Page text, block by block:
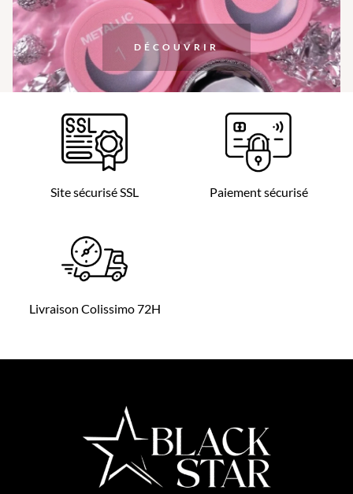
DÉCOUVRIR
Site sécurisé SSL Paiement sécurisé
Livraison Colissimo 72H